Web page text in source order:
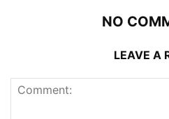
NO
LEAVE A